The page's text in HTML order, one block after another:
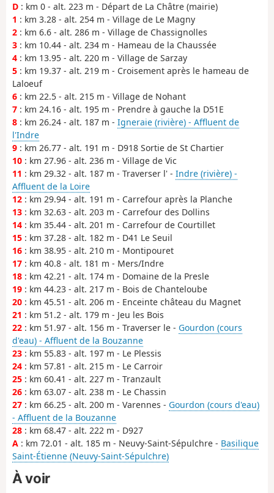
D : km 0 - alt. 223 m - Départ de La Châtre (mairie)
1 : km 3.28 - alt. 254 m - Village de Le Magny
2 : km 6.6 - alt. 286 m - Village de Chassignolles
3 : km 10.44 - alt. 234 m - Hameau de la Chaussée
4 : km 13.95 - alt. 220 m - Village de Sarzay
5 : km 19.37 - alt. 219 m - Croisement après le hameau de
Laloeuf
6 : km 22.5 - alt. 215 m - Village de Nohant
7 : km 24.16 - alt. 195 m - Prendre à gauche la D51E
8 : km 26.24 - alt. 187 m - Igneraie (rivière) - Affluent de
l'Indre
9 : km 26.77 - alt. 191 m - D918 Sortie de St Chartier
10 : km 27.96 - alt. 236 m - Village de Vic
11 : km 29.32 - alt. 187 m - Traverser l' - Indre (rivière) -
Affluent de la Loire
12 : km 29.94 - alt. 191 m - Carrefour après la Planche
13 : km 32.63 - alt. 203 m - Carrefour des Dollins
14 : km 35.44 - alt. 201 m - Carrefour de Courtillet
15 : km 37.28 - alt. 182 m - D41 Le Seuil
16 : km 38.95 - alt. 210 m - Montipouret
17 : km 40.8 - alt. 181 m - Mers/Indre
18 : km 42.21 - alt. 174 m - Domaine de la Presle
19 : km 44.23 - alt. 217 m - Bois de Chanteloube
20 : km 45.51 - alt. 206 m - Enceinte château du Magnet
21 : km 51.2 - alt. 179 m - Jeu les Bois
22 : km 51.97 - alt. 156 m - Traverser le - Gourdon (cours
d'eau) - Affluent de la Bouzanne
23 : km 55.83 - alt. 197 m - Le Plessis
24 : km 57.81 - alt. 215 m - Le Carroir
25 : km 60.41 - alt. 227 m - Tranzault
26 : km 63.07 - alt. 238 m - Le Chassin
27 : km 66.25 - alt. 200 m - Varennes - Gourdon (cours d'eau)
- Affluent de la Bouzanne
28 : km 68.47 - alt. 222 m - D927
A : km 72.01 - alt. 185 m - Neuvy-Saint-Sépulchre - Basilique
Saint-Étienne (Neuvy-Saint-Sépulchre)
À voir